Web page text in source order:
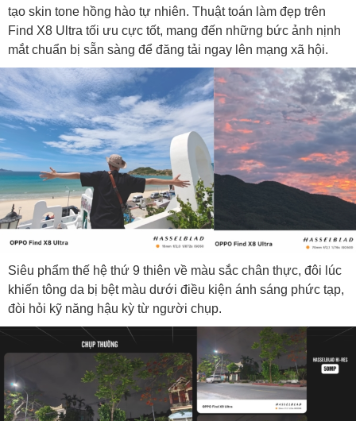
tạo skin tone hồng hào tự nhiên. Thuật toán làm đẹp trên
Find X8 Ultra tối ưu cực tốt, mang đến những bức ảnh nịnh
mắt chuẩn bị sẵn sàng để đăng tải ngay lên mạng xã hội.
Siêu phẩm thế hệ thứ 9 thiên về màu sắc chân thực, đôi lúc
khiến tông da bị bệt màu dưới điều kiện ánh sáng phức tạp,
đòi hỏi kỹ năng hậu kỳ từ người chụp.